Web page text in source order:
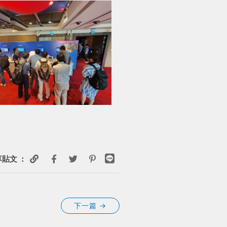
文 ：
下一篇 →